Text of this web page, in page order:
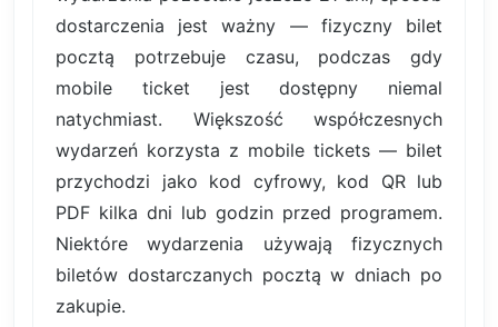
dostarczenia jest ważny — fizyczny bilet
pocztą potrzebuje czasu, podczas gdy
mobile ticket jest dostępny niemal
natychmiast. Większość współczesnych
wydarzeń korzysta z mobile tickets — bilet
przychodzi jako kod cyfrowy, kod QR lub
PDF kilka dni lub godzin przed programem.
Niektóre wydarzenia używają fizycznych
biletów dostarczanych pocztą w dniach po
zakupie.